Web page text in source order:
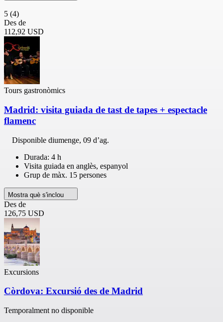
5 (4)
Des de
112,92 USD
Tours gastronòmics
Madrid: visita guiada de tast de tapes + espectacle
flamenc
Disponible diumenge, 09 d’ag.
Durada: 4 h
Visita guiada en anglès, espanyol
Grup de màx. 15 persones
Mostra què s'inclou
Des de
126,75 USD
Excursions
Còrdova: Excursió des de Madrid
Temporalment no disponible